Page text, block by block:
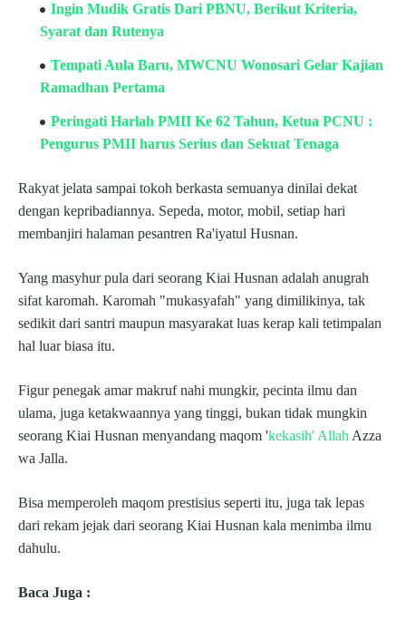
Ingin Mudik Gratis Dari PBNU, Berikut Kriteria,
Syarat dan Rutenya
Tempati Aula Baru, MWCNU Wonosari Gelar Kajian
Ramadhan Pertama
Peringati Harlah PMII Ke 62 Tahun, Ketua PCNU :
Pengurus PMII harus Serius dan Sekuat Tenaga
Rakyat jelata sampai tokoh berkasta semuanya dinilai dekat
dengan kepribadiannya. Sepeda, motor, mobil, setiap hari
membanjiri halaman pesantren Ra'iyatul Husnan.
Yang masyhur pula dari seorang Kiai Husnan adalah anugrah
sifat karomah. Karomah "mukasyafah" yang dimilikinya, tak
sedikit dari santri maupun masyarakat luas kerap kali tetimpalan
hal luar biasa itu.
Figur penegak amar makruf nahi mungkir, pecinta ilmu dan
ulama, juga ketakwaannya yang tinggi, bukan tidak mungkin
seorang Kiai Husnan menyandang maqom 'kekasih' Allah Azza
wa Jalla.
Bisa memperoleh maqom prestisius seperti itu, juga tak lepas
dari rekam jejak dari seorang Kiai Husnan kala menimba ilmu
dahulu.
Baca Juga :